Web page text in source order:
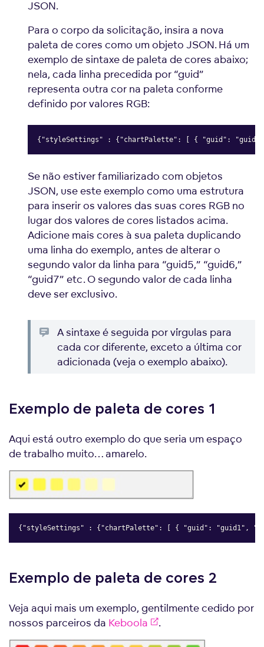
JSON.
Para o corpo da solicitação, insira a nova
paleta de cores como um objeto JSON. Há um
exemplo de sintaxe de paleta de cores abaixo;
nela, cada linha precedida por “guid”
representa outra cor na paleta conforme
definido por valores RGB:
{"styleSettings" : {"chartPalette": [ { "guid":
Copy
Se não estiver familiarizado com objetos
JSON, use este exemplo como uma estrutura
para inserir os valores das suas cores RGB no
lugar dos valores de cores listados acima.
Adicione mais cores à sua paleta duplicando
uma linha do exemplo, antes de alterar o
segundo valor da linha para “guid5,” “guid6,”
“guid7” etc. O segundo valor de cada linha
deve ser exclusivo.
A sintaxe é seguida por vírgulas para
cada cor diferente, exceto a última cor
adicionada (veja o exemplo abaixo).
Exemplo de paleta de cores 1
Aqui está outro exemplo do que seria um espaço
de trabalho muito… amarelo.
{"styleSettings" : {"chartPalette": [ { "guid": Copy
Exemplo de paleta de cores 2
Veja aqui mais um exemplo, gentilmente cedido por
nossos parceiros da Keboola .